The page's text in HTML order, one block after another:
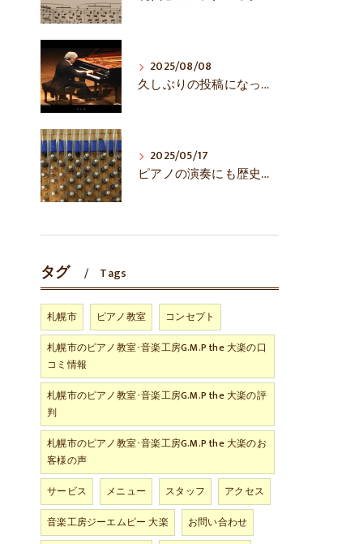
2025/08/08
久しぶりの投稿になってしまいました……
2025/05/17
ピアノの演奏にも歴史あり！？
タグ Tags
札幌市 ピアノ教室
コンセプト
札幌市のピアノ教室･音楽工房G.M.P the 大楽の口
コミ情報
札幌市のピアノ教室･音楽工房G.M.P the 大楽の評
判
札幌市のピアノ教室･音楽工房G.M.P the 大楽のお
客様の声
サービス
メニュー スタッフ
アクセス
音楽工房ジーエムピー 大楽
お問い合わせ